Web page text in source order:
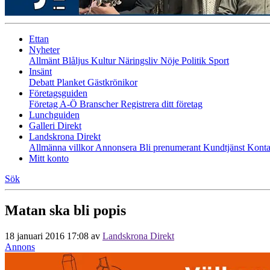
Ettan
Nyheter
Allmänt Blåljus KulturNäringsliv Nöje Politik Sport
Insänt
Debatt Planket Gästkrönikor
Företagsguiden
Företag A-Ö BranscherRegistrera ditt företag
Lunchguiden
Galleri Direkt
Landskrona Direkt
Allmänna villkorAnnonsera Bli prenumerant Kundtjänst
Mitt konto
Sök
Matan ska bli popis
18 januari 2016 17:08 av Landskrona Direkt
Annons